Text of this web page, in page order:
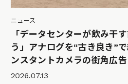
ニュース
「データセンターが飲み干
う」アナログを“古き良き”
ンスタントカメラの街角広告
2026.07.13